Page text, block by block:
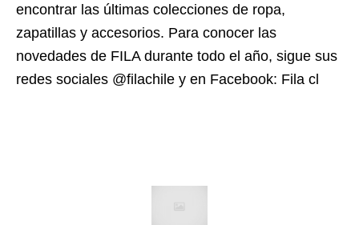
encontrar las últimas colecciones de ropa,
zapatillas y accesorios. Para conocer las
novedades de FILA durante todo el año, sigue sus
redes sociales @filachile y en Facebook: Fila cl